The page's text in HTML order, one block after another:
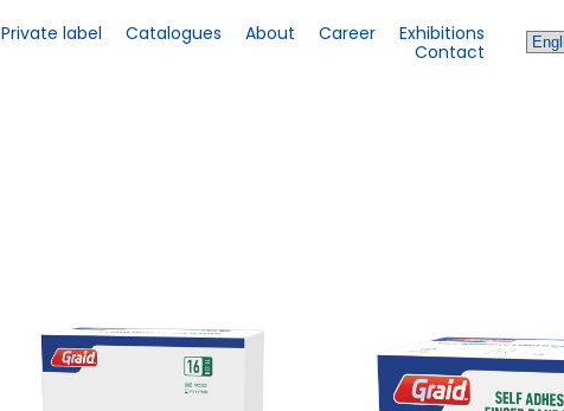
Private label Catalogues About Career
Exhibitions
Contact